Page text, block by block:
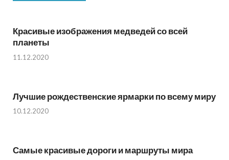
Красивые изображения медведей со всей
планеты
11.12.2020
Лучшие рождественские ярмарки по всему миру
10.12.2020
Самые красивые дороги и маршруты мира